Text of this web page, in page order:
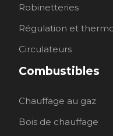
Robinetteries
Régulation et
Circulateurs
Combustibles
Chauffage au gaz
Bois de chauffage